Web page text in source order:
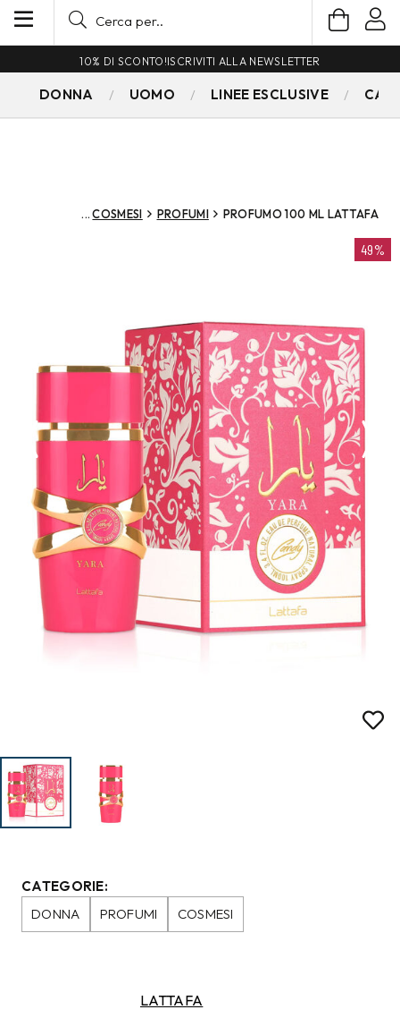
10% DI SCONTO!ISCRIVITI ALLA NEWSLETTER
DONNA UOMO LINEE ESCLUSIVE
COSMESI PROFUMI PROFUMO 100 ML LATTAFA
49%
CATEGORIE:
DONNA
PROFUMI COSMESI
LATTAFA